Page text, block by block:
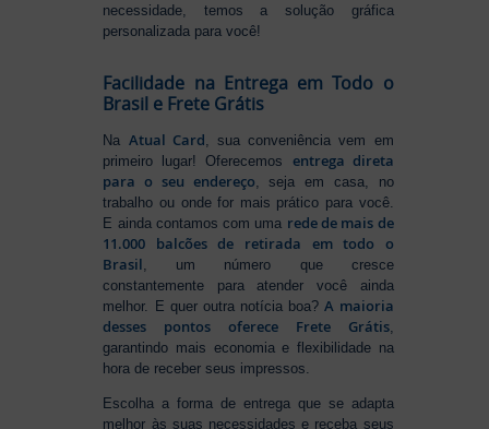
necessidade, temos a solução gráfica
personalizada para você!
Facilidade na Entrega em Todo o
Brasil e Frete Grátis
Na Atual Card, sua conveniência vem em
primeiro lugar! Oferecemos entrega direta
para o seu endereço, seja em casa, no
trabalho ou onde for mais prático para você.
E ainda contamos com uma rede de mais de
11.000 balcões de retirada em todo o
Brasil, um número que cresce
constantemente para atender você ainda
melhor. E quer outra notícia boa?A maioria
desses pontos oferece Frete Grátis,
garantindo mais economia e flexibilidade na
hora de receber seus impressos.
Escolha a forma de entrega que se adapta
melhor às suas necessidades e receba seus